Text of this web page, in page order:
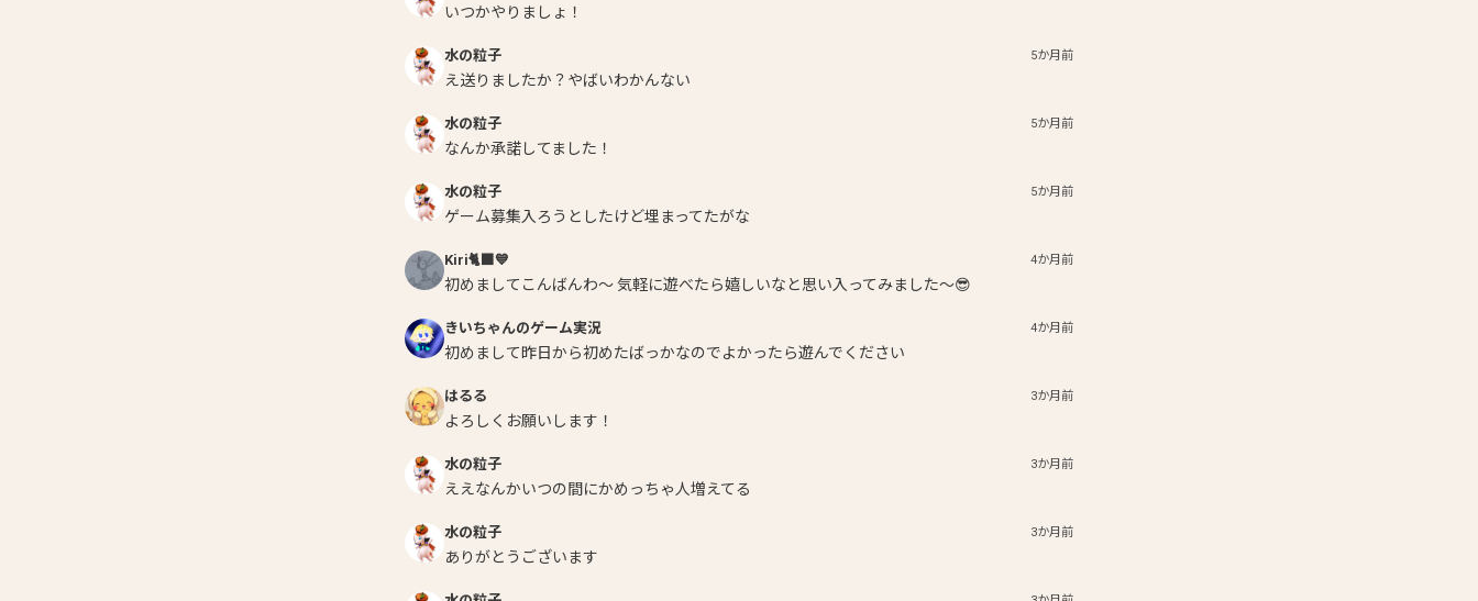
いつかやりましょ！
水の粒子 5か月前
え送りましたか？やばいわかんない
水の粒子 5か月前
なんか承諾してました！
水の粒子 5か月前
ゲーム募集入ろうとしたけど埋まってたがな
Kiri🐈‍⬛💙 4か月前
初めましてこんばんわ〜 気軽に遊べたら嬉しいなと思い入ってみました〜😎
きいちゃんのゲーム実況 4か月前
初めまして昨日から初めたばっかなのでよかったら遊んでください
はるる 3か月前
よろしくお願いします！
水の粒子 3か月前
ええなんかいつの間にかめっちゃ人増えてる
水の粒子 3か月前
ありがとうございます